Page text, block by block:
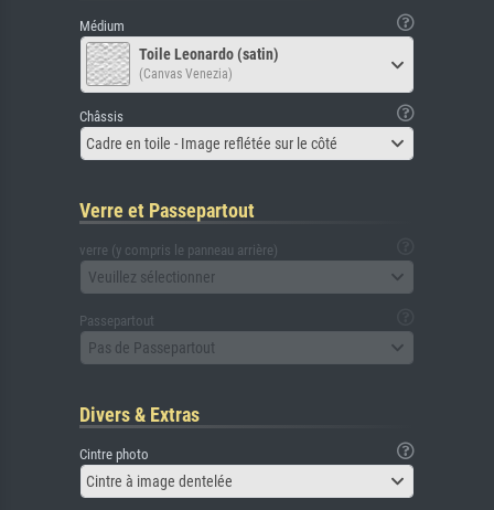
Médium
Toile Leonardo (satin)
(Canvas Venezia)
Châssis
Cadre en toile - Image reflétée sur le côté
Verre et Passepartout
verre (y compris le panneau arrière)
Veuillez sélectionner
Passepartout
Pas de Passepartout
Divers & Extras
Cintre photo
Cintre à image dentelée